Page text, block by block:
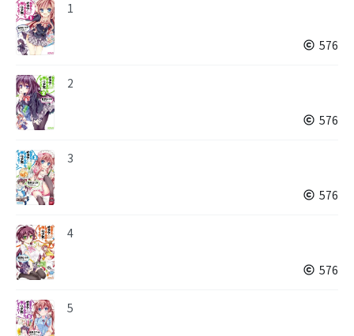
1
576
2
576
3
576
4
576
5